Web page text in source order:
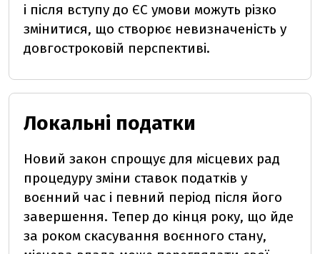
і після вступу до ЄС умови можуть різко
змінитися, що створює невизначеність у
довгостроковій перспективі.
Локальні податки
Новий закон спрощує для місцевих рад
процедуру зміни ставок податків у
воєнний час і певний період після його
завершення. Тепер до кінця року, що йде
за роком скасування воєнного стану,